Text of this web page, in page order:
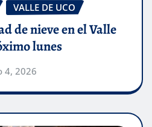
VALLE DE UCO
de nieve en el Valle
lunes
4, 2026